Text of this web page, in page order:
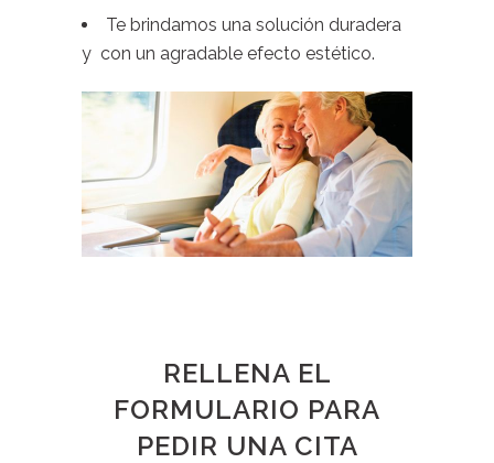
Te brindamos una solución duradera
y con un agradable efecto estético.
RELLENA EL
FORMULARIO PARA
PEDIR UNA CITA